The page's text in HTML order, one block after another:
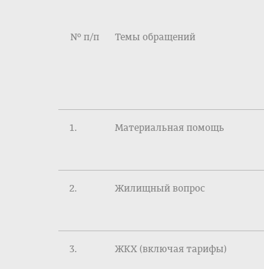
№ п/п Темы обращений
Материальная помощь
Жилищный вопрос
ЖКХ (включая тарифы)